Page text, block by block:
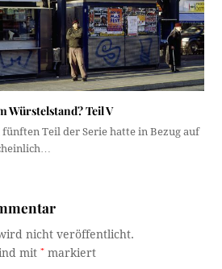
Würstelstand? Teil V
Teil der Serie hatte in Bezug auf
nicht veröffentlicht.
mit* markiert